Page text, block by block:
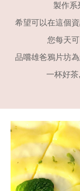
製作系
希望可以在這個
您每天
品嚐雄爸鴉片坊
一杯好